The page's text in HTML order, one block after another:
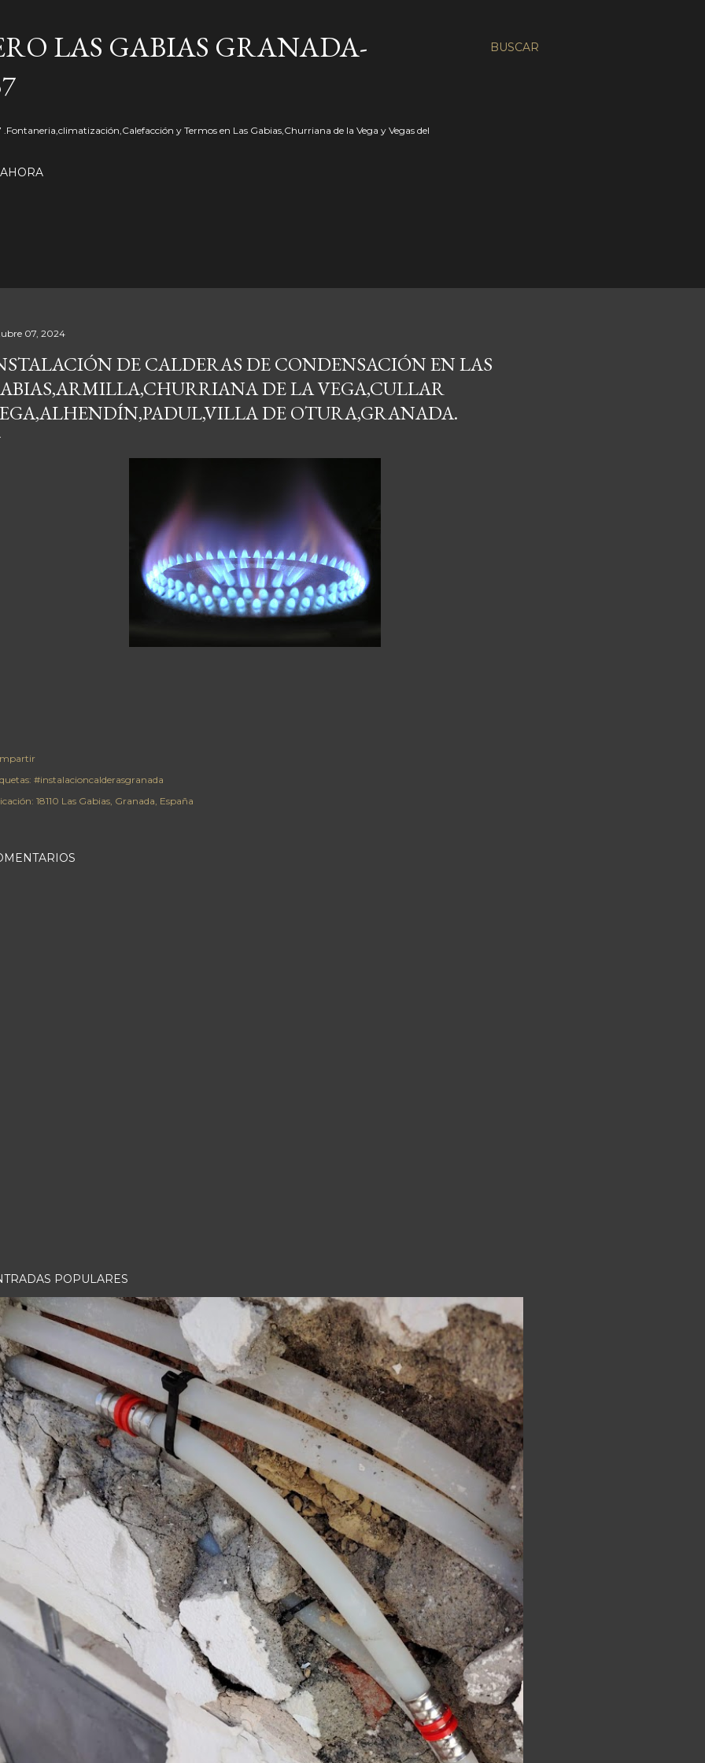
BUSCAR
LAS GABIAS GRANADA-
.Fontaneria,climatización,Calefacción y Termos en Las Gabias,Churriana de la Vega y Vegas del
07, 2024
DE CALDERAS DE CONDENSACIÓN EN LAS
DE LA VEGA,CULLAR
DE OTURA,GRANADA.
#instalacioncalderasgranada
18110 Las Gabias, Granada, España
POPULARES